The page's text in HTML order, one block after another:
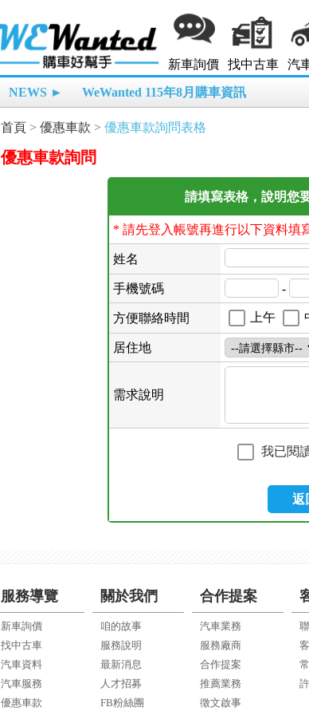
新車詢價 找中古車 汽
NEWS ► WeWanted 115年8月購車資訊
首頁 > 優惠車款 > 優惠車款詢問表格
優惠車款詢問
請填寫表格，說明您
* 請先登入帳號再進行以下資料填
姓名
手機號碼 -
方便聯絡時間 上午
居住地
需求說明
我已閱
返
服務導覽
新車詢價
找中古車
汽車資料
汽車服務
優惠車款
關於我們
咱的故事
服務說明
最新消息
人才招募
FB粉絲團
合作提案
汽車業務
服務廠商
合作提案
推薦業務
徵文啟事